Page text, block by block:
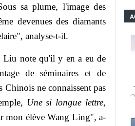
sa plume, l'image des
devenues des diamants
analyse-t-il.
Liu note qu'il y en a eu de
de séminaires et de
Chinois ne connaissent pas
Une si longue lettre,
mon élève Wang Ling", a-